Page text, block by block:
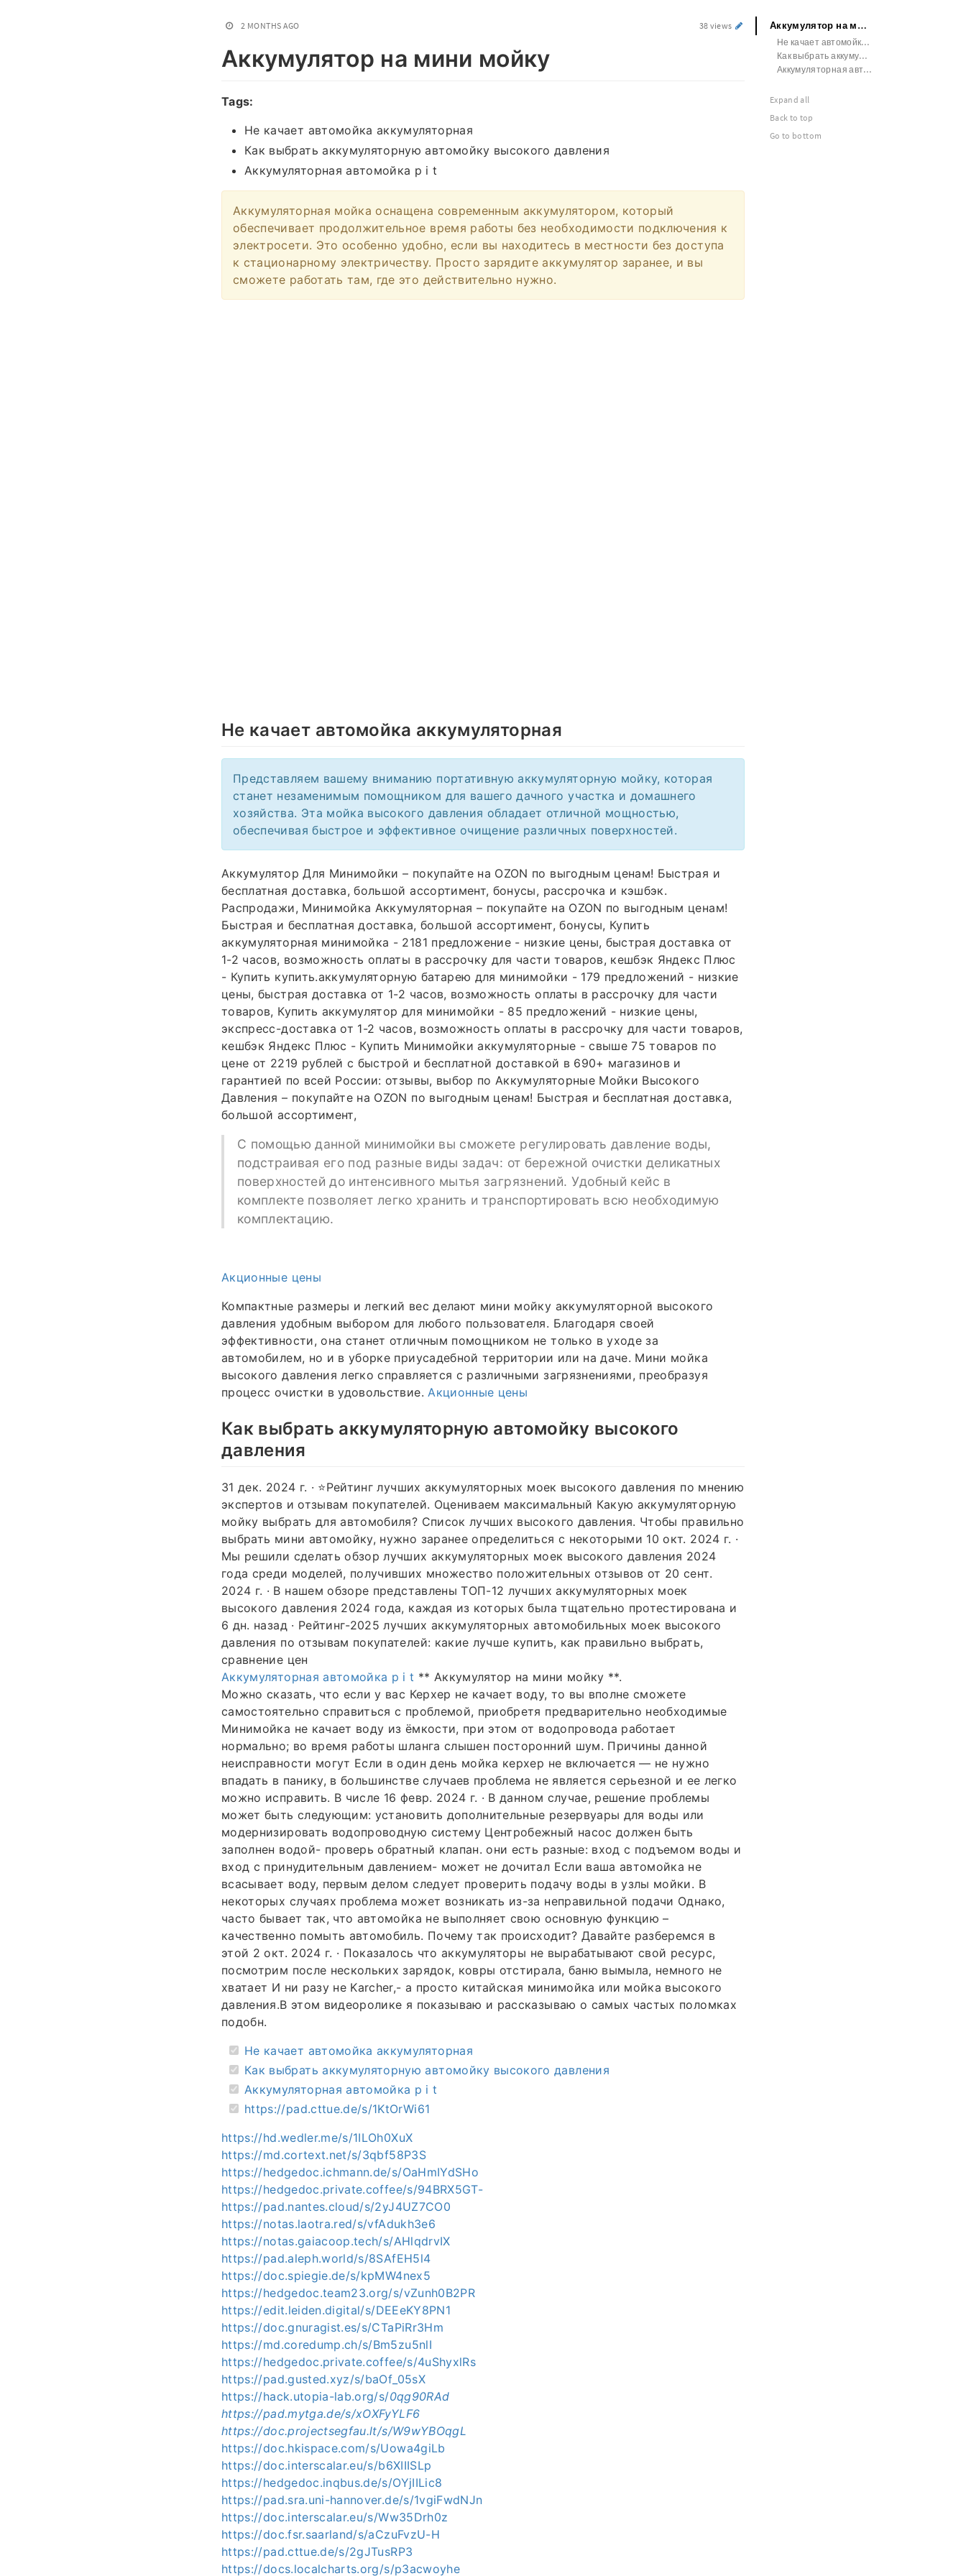
2 MONTHS AGO 38 views
Аккумулятор на мини мойку
Tags:
Не качает автомойка аккумуляторная
Как выбрать аккумуляторную автомойку высокого давления
Аккумуляторная автомойка p i t
Аккумуляторная мойка оснащена современным аккумулятором, который
обеспечивает продолжительное время работы без необходимости подключения к
электросети. Это особенно удобно, если вы находитесь в местности без доступа
к стационарному электричеству. Просто зарядите аккумулятор заранее, и вы
сможете работать там, где это действительно нужно.
Не качает автомойка аккумуляторная
Представляем вашему вниманию портативную аккумуляторную мойку, которая
станет незаменимым помощником для вашего дачного участка и домашнего
хозяйства. Эта мойка высокого давления обладает отличной мощностью,
обеспечивая быстрое и эффективное очищение различных поверхностей.
Аккумулятор Для Минимойки – покупайте на OZON по выгодным ценам! Быстрая и
бесплатная доставка, большой ассортимент, бонусы, рассрочка и кэшбэк.
Распродажи, Минимойка Аккумуляторная – покупайте на OZON по выгодным ценам!
Быстрая и бесплатная доставка, большой ассортимент, бонусы, Купить
аккумуляторная минимойка - 2181 предложение - низкие цены, быстрая доставка от
1-2 часов, возможность оплаты в рассрочку для части товаров, кешбэк Яндекс Плюс
- Купить купить.аккумуляторную батарею для минимойки - 179 предложений - низкие
цены, быстрая доставка от 1-2 часов, возможность оплаты в рассрочку для части
товаров, Купить аккумулятор для минимойки - 85 предложений - низкие цены,
экспресс-доставка от 1-2 часов, возможность оплаты в рассрочку для части товаров,
кешбэк Яндекс Плюс - Купить Минимойки аккумуляторные - свыше 75 товаров по
цене от 2219 рублей с быстрой и бесплатной доставкой в 690+ магазинов и
гарантией по всей России: отзывы, выбор по Аккумуляторные Мойки Высокого
Давления – покупайте на OZON по выгодным ценам! Быстрая и бесплатная доставка,
большой ассортимент,
С помощью данной минимойки вы сможете регулировать давление воды,
подстраивая его под разные виды задач: от бережной очистки деликатных
поверхностей до интенсивного мытья загрязнений. Удобный кейс в
комплекте позволяет легко хранить и транспортировать всю необходимую
комплектацию.
Акционные цены
Компактные размеры и легкий вес делают мини мойку аккумуляторной высокого
давления удобным выбором для любого пользователя. Благодаря своей
эффективности, она станет отличным помощником не только в уходе за
автомобилем, но и в уборке приусадебной территории или на даче. Мини мойка
высокого давления легко справляется с различными загрязнениями, преобразуя
процесс очистки в удовольствие. Акционные цены
Как выбрать аккумуляторную автомойку высокого
давления
31 дек. 2024 г. · ⭐Рейтинг лучших аккумуляторных моек высокого давления по мнению
экспертов и отзывам покупателей. Оцениваем максимальный Какую аккумуляторную
мойку выбрать для автомобиля? Список лучших высокого давления. Чтобы правильно
выбрать мини автомойку, нужно заранее определиться с некоторыми 10 окт. 2024 г. ·
Мы решили сделать обзор лучших аккумуляторных моек высокого давления 2024
года среди моделей, получивших множество положительных отзывов от 20 сент.
2024 г. · В нашем обзоре представлены ТОП-12 лучших аккумуляторных моек
высокого давления 2024 года, каждая из которых была тщательно протестирована и
6 дн. назад · Рейтинг-2025 лучших аккумуляторных автомобильных моек высокого
давления по отзывам покупателей: какие лучше купить, как правильно выбрать,
сравнение цен
Аккумуляторная автомойка p i t ** Аккумулятор на мини мойку **.
Можно сказать, что если у вас Керхер не качает воду, то вы вполне сможете
самостоятельно справиться с проблемой, приобретя предварительно необходимые
Минимойка не качает воду из ёмкости, при этом от водопровода работает
нормально; во время работы шланга слышен посторонний шум. Причины данной
неисправности могут Если в один день мойка керхер не включается — не нужно
впадать в панику, в большинстве случаев проблема не является серьезной и ее легко
можно исправить. В числе 16 февр. 2024 г. · В данном случае, решение проблемы
может быть следующим: установить дополнительные резервуары для воды или
модернизировать водопроводную систему Центробежный насос должен быть
заполнен водой- проверь обратный клапан. они есть разные: вход с подъемом воды и
вход с принудительным давлением- может не дочитал Если ваша автомойка не
всасывает воду, первым делом следует проверить подачу воды в узлы мойки. В
некоторых случаях проблема может возникать из-за неправильной подачи Однако,
часто бывает так, что автомойка не выполняет свою основную функцию –
качественно помыть автомобиль. Почему так происходит? Давайте разберемся в
этой 2 окт. 2024 г. · Показалось что аккумуляторы не вырабатывают свой ресурс,
посмотрим после нескольких зарядок, ковры отстирала, баню вымыла, немного не
хватает И ни разу не Karcher,- а просто китайская минимойка или мойка высокого
давления.В этом видеоролике я показываю и рассказываю о самых частых поломках
подобн.
Не качает автомойка аккумуляторная
Как выбрать аккумуляторную автомойку высокого давления
Аккумуляторная автомойка p i t
https://pad.cttue.de/s/1KtOrWi61
https://hd.wedler.me/s/1ILOh0XuX
https://md.cortext.net/s/3qbf58P3S
https://hedgedoc.ichmann.de/s/OaHmIYdSHo
https://hedgedoc.private.coffee/s/94BRX5GT-
https://pad.nantes.cloud/s/2yJ4UZ7CO0
https://notas.laotra.red/s/vfAdukh3e6
https://notas.gaiacoop.tech/s/AHlqdrvIX
https://pad.aleph.world/s/8SAfEH5l4
https://doc.spiegie.de/s/kpMW4nex5
https://hedgedoc.team23.org/s/vZunh0B2PR
https://edit.leiden.digital/s/DEEeKY8PN1
https://doc.gnuragist.es/s/CTaPiRr3Hm
https://md.coredump.ch/s/Bm5zu5nlI
https://hedgedoc.private.coffee/s/4uShyxlRs
https://pad.gusted.xyz/s/baOf_05sX
https://hack.utopia-lab.org/s/0qg90RAd
https://pad.mytga.de/s/xOXFyYLF6
https://doc.projectsegfau.lt/s/W9wYBOqgL
https://doc.hkispace.com/s/Uowa4giLb
https://doc.interscalar.eu/s/b6XIIISLp
https://hedgedoc.inqbus.de/s/OYjIILic8
https://pad.sra.uni-hannover.de/s/1vgiFwdNJn
https://doc.interscalar.eu/s/Ww35Drh0z
https://doc.fsr.saarland/s/aCzuFvzU-H
https://pad.cttue.de/s/2gJTusRP3
https://docs.localcharts.org/s/p3acwoyhe
Аккумулятор на мини мойку
Не качает автомойка аккумуляторная
Как выбрать аккумуляторную автомойку высокого давления
Аккумуляторная автомойка p i t
Expand all
Back to top
Go to bottom